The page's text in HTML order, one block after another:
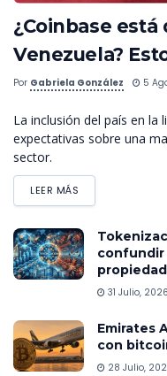
¿Coinbase
Venezuela?
Por Gabriela González 5
La inclusión del país en la
expectativas sobre una
sector.
LEER MÁS
confundir
propiedad
31 Julio, 2026
Emirates
con
28 Julio,